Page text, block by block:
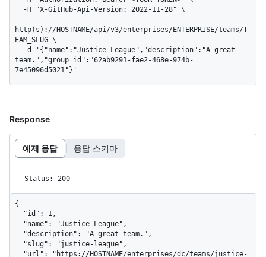
http(s)://HOSTNAME/api/v3/enterprises/ENTERPRISE/teams/T
EAM_SLUG \
team.","group_id":"62ab9291-fae2-468e-974b-
7e45096d5021"}'
Response
예제 응답 응답 스키마
Status: 200
{